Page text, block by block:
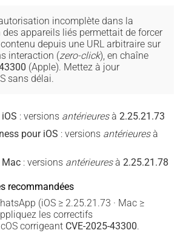
incomplète dans la
appareils liés permettait de forcer
depuis une URL arbitraire sur
interaction (zero-click), en chaîne
(Apple). Mettez à jour
sans délai.
: versions antérieuresà 2.25.21.73
pour iOS : versions antérieuresà
Mac: versions antérieuresà 2.25.21.78
recommandées
(iOS ≥ 2.25.21.73 · Mac ≥
les correctifs
corrigeant CVE-2025-43300.